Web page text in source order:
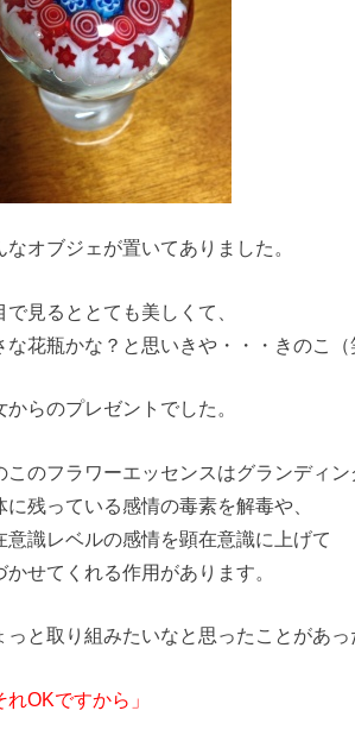
なオブジェが置いてありました。
で見るととても美しくて、
な花瓶かな？と思いきや・・・きのこ（
からのプレゼントでした。
このフラワーエッセンスはグランディ
に残っている感情の毒素を解毒や、
意識レベルの感情を顕在意識に上げて
かせてくれる作用があります。
っと取り組みたいなと思ったことがあっ
れOKですから」